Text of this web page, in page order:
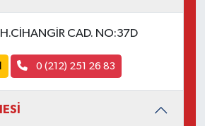
CAD. NO:37D
0 (212) 251 26 83